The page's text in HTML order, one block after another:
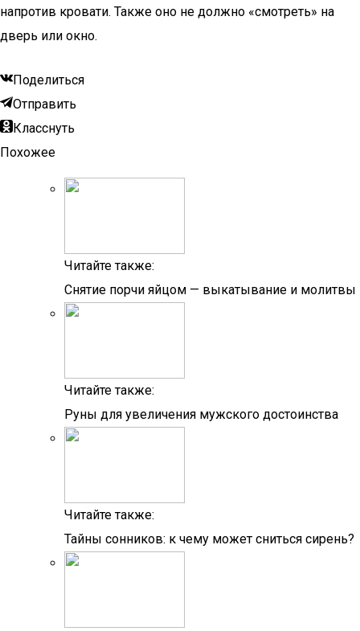
напротив кровати. Также оно не должно «смотреть» на
дверь или окно.
Поделиться
Отправить
Класснуть
Похожее
Читайте также:
Снятие порчи яйцом — выкатывание и молитвы
Читайте также:
Руны для увеличения мужского достоинства
Читайте также:
Тайны сонников: к чему может сниться сирень?